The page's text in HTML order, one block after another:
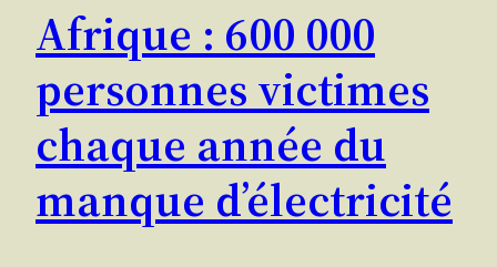
Afrique : 600 000
personnes victimes
chaque année du
manque d’électricité